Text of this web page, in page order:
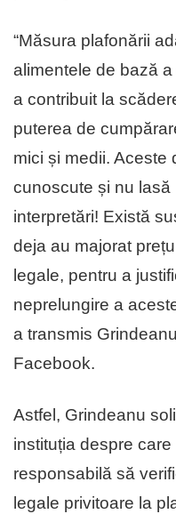
“Măsura plafonării
alimentele de bază
a contribuit la
puterea de
mici și medii. Aceste
cunoscute și nu lasă
interpretări! Există
deja au majorat
legale, pentru a
neprelungire a
a transmis
Facebook.
Astfel, Grindeanu
instituția despre
responsabilă să
legale privitoare la